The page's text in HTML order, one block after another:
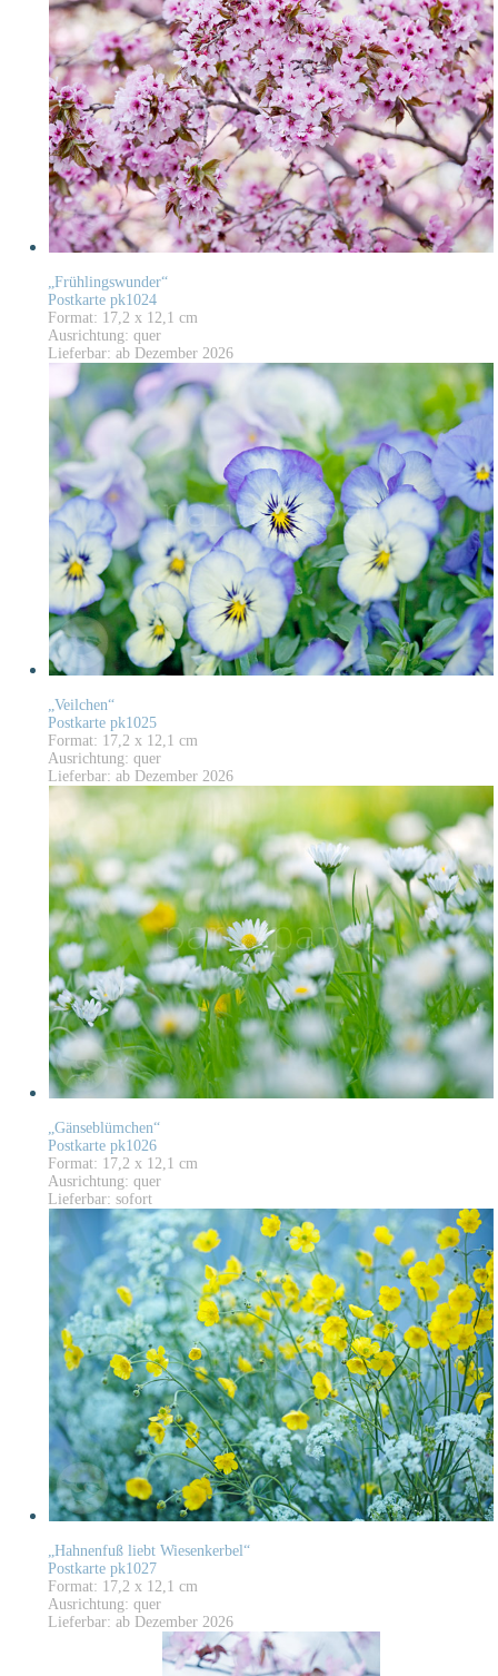
„Frühlingswunder“
Postkarte pk1024
Format: 17,2 x 12,1 cm
Ausrichtung: quer
Lieferbar: ab Dezember 2026
„Veilchen“
Postkarte pk1025
Format: 17,2 x 12,1 cm
Ausrichtung: quer
Lieferbar: ab Dezember 2026
„Gänseblümchen“
Postkarte pk1026
Format: 17,2 x 12,1 cm
Ausrichtung: quer
Lieferbar: sofort
„Hahnenfuß liebt Wiesenkerbel“
Postkarte pk1027
Format: 17,2 x 12,1 cm
Ausrichtung: quer
Lieferbar: ab Dezember 2026